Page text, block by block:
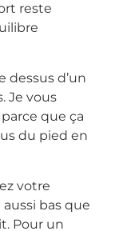
reste
dessus d’un
Je vous
que ça
du pied en
votre
bas que
Pour un